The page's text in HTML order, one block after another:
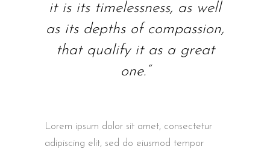
it is its timelessness, as well
as its depths of compassion,
that qualify it as a great
one.“
Lorem ipsum dolor sit amet, consectetur
adipiscing elit, sed do eiusmod tempor